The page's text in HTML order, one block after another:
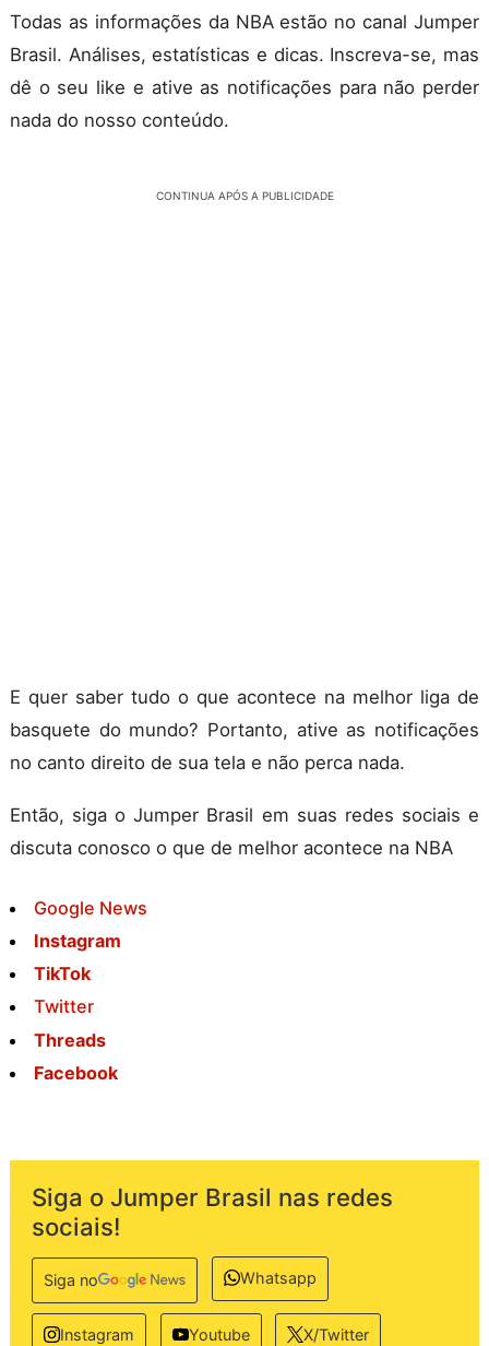
Todas as informações da NBA estão no canal Jumper
Brasil. Análises, estatísticas e dicas. Inscreva-se, mas
dê o seu like e ative as notificações para não perder
nada do nosso conteúdo.
CONTINUA APÓS A PUBLICIDADE
E quer saber tudo o que acontece na melhor liga de
basquete do mundo? Portanto, ative as notificações
no canto direito de sua tela e não perca nada.
Então, siga o Jumper Brasil em suas redes sociais e
discuta conosco o que de melhor acontece na NBA
Google News
Instagram
TikTok
Twitter
Threads
Facebook
Siga o Jumper Brasil nas redes
sociais!
Siga no Whatsapp
Instagram Youtube X/Twitter